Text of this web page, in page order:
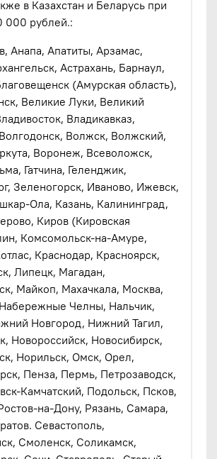
в Казахстан и Беларусь при
000 рублей.:
Анапа, Апатиты, Арзамас,
Астрахань, Барнаул,
(Амурская область),
Великие Луки, Великий
Владикавказ,
Волжск, Волжский,
Воронеж, Всеволожск,
Гатчина, Геленджик,
Зеленогорск, Иваново, Ижевск,
Ола, Казань, Калининград,
Киров (Кировская
Комсомольск-на-Амуре,
Краснодар, Красноярск,
Липецк, Магадан,
Майкоп, Махачкала, Москва,
Челны, Нальчик,
Новгород, Нижний Тагил,
Новороссийск, Новосибирск,
Норильск, Омск, Орел,
Пенза, Пермь, Петрозаводск,
Камчатский, Подольск, Псков,
на-Дону, Рязань, Самара,
Севастополь,
Смоленск, Соликамск,